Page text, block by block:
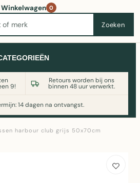
Zoeken
Winkelwagen 0
9!
Retours worden bij ons
binnen 48 uur verwerkt.
14 dagen na ontvangst.
nodig? Vergelijk alle prijzen op
Witgoedaanbod.nl
harbour club grijs 50x70cm